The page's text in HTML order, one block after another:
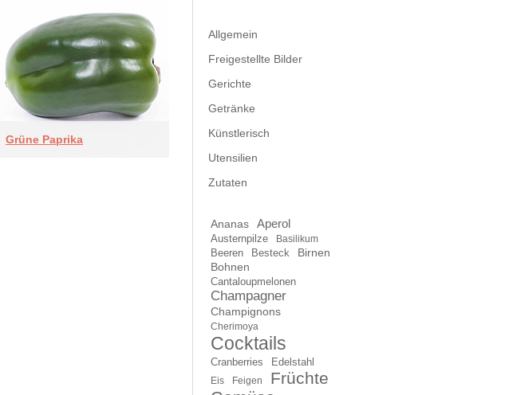
Grüne Paprika
Allgemein
Freigestellte Bilder
Gerichte
Getränke
Künstlerisch
Utensilien
Zutaten
Ananas Aperol
Austernpilze Basilikum
Beeren Besteck
Birnen
Bohnen
Cantaloupmelonen
Champagner
Champignons
Cherimoya
Cocktails
Cranberries Edelstahl
Eis Feigen
Früchte